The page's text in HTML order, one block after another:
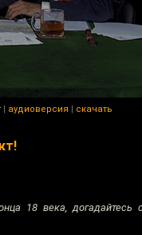
| аудиоверсия | скачать
18 века, догадайтесь